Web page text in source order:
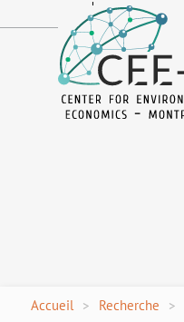
en
Accueil Recherche